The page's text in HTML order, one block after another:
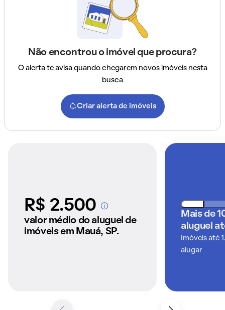
Não encontrou o imóvel que procura?
O alerta te avisa quando chegarem novos imóveis nesta
busca
Criar alerta de imóveis
R$ 2.500A partir dos imóveis
anunciados pelo
QuintoAndar
valor médio do aluguel de
imóveis em Mauá, SP.
Mais de
aluguel
Imóveis até
alugar